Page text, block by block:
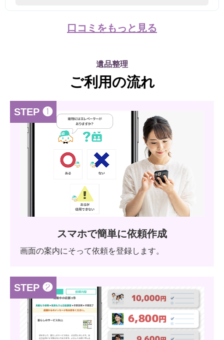
口コミをもっと見る
遺品整理
ご利用の流れ
STEP ❶
スマホで簡単に依頼作成
画面の案内にそって依頼を登録します。
STEP ❷